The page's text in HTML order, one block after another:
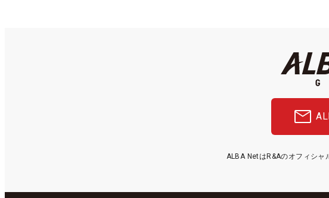
ALBA NetはR&Aのオフィシャ